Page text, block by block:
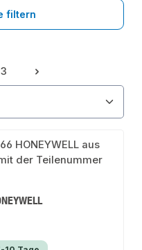
filtern
Seite
3